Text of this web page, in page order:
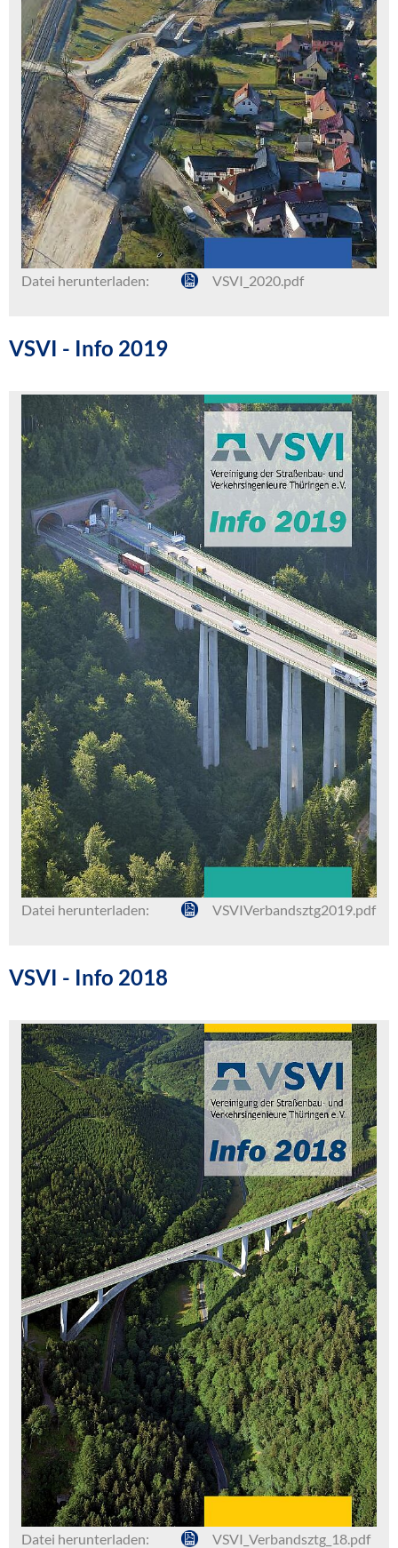
Datei herunterladen: VSVI_2020.pdf
VSVI - Info 2019
Datei herunterladen: VSVIVerbandsztg2019.pdf
VSVI - Info 2018
Datei herunterladen: VSVI_Verbandsztg_18.pdf